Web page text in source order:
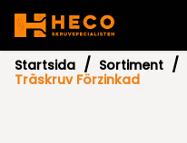
Startsida Sortiment
Träskruv Förzinkad